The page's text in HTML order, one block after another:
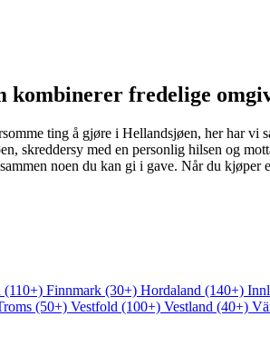
kombinerer fredelige
ting å gjøre i Hellandsjøen, her har
skreddersy med en personlig hilsen og
noen du kan gi i gave. Når du
(110+) Finnmark (30+) Hordaland (140+)
(50+) Vestfold (100+) Vestland (40+)